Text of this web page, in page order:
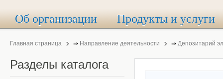
Об организации Продукты и услуги
Главная страница ⇒ Направление деятельности ⇒ Депозитарий
Разделы каталога